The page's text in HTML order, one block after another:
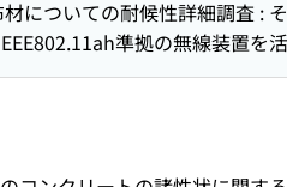
バートにおける温度ひび割れ
ーンルームのローコスト化
ロア推定に関する一検討 社外
についての耐候性詳細調査 :
準拠の無線装置を
低層S造建物の振動特性変
滑り支承を有する免震建物
性能に関する研究 コンクリ
抵抗性に関する研究 現場と